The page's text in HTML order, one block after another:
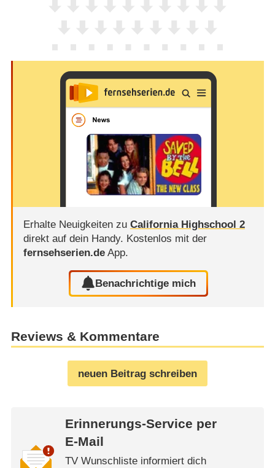
Erhalte Neuigkeiten zu California Highschool 2
direkt auf dein Handy. Kostenlos mit der
fernsehserien.deApp.
Benachrichtige mich
Reviews & Kommentare
neuen Beitrag schreiben
Erinnerungs-Service per
E-Mail
TV Wunschliste informiert dich